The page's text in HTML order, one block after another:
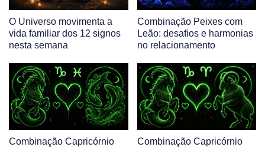
O Universo movimenta a
vida familiar dos 12 signos
nesta semana
Combinação Peixes com
Leão: desafios e harmonias
no relacionamento
Combinação Capricórnio
Combinação Capricórnio